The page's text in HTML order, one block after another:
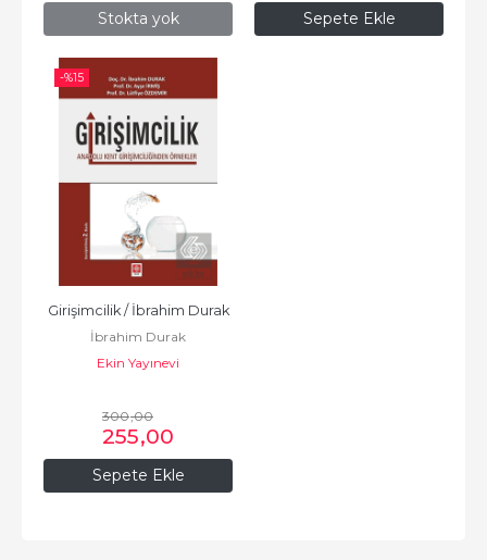
Stokta yok Sepete Ekle
-%15
Sepete Ekle
Girişimcilik / İbrahim Durak
İbrahim Durak
Ekin Yayınevi
300,00
255,00